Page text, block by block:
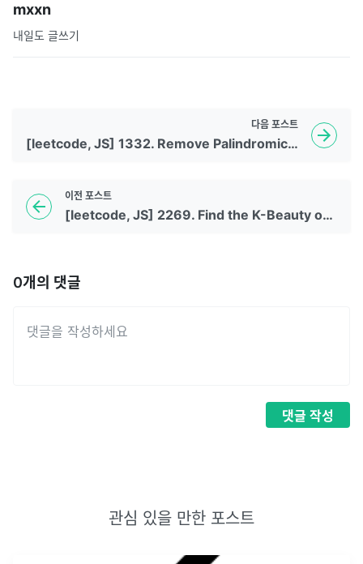
mxxn
내일도 글쓰기
이전 포스트
[leetcode, JS] 2269. Find the K-Beauty of a Number
다음 포스트
[leetcode, JS] 1332. Remove Palindromic Subsequences
0개의 댓글
댓글 작성
관심 있을 만한 포스트